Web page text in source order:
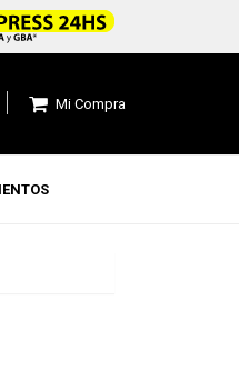
a todo el pais
Mi Compra